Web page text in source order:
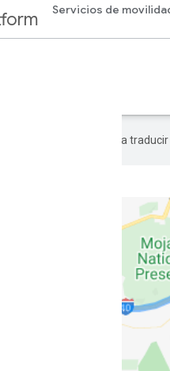
Servicios de
en tu empresa
tecnología de IA para